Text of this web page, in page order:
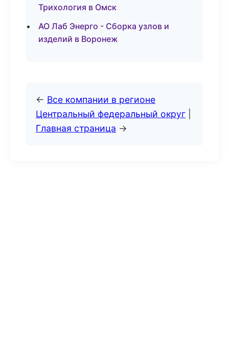
Трихология в Омск
АО Лаб Энерго - Сборка узлов и
изделий в Воронеж
← Все компании в регионе
Центральный федеральный округ
Главная страница →